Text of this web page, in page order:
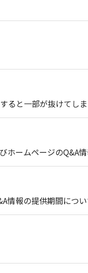
ると一部が抜けてし
ホームページのQ&A
情報の提供期間につ